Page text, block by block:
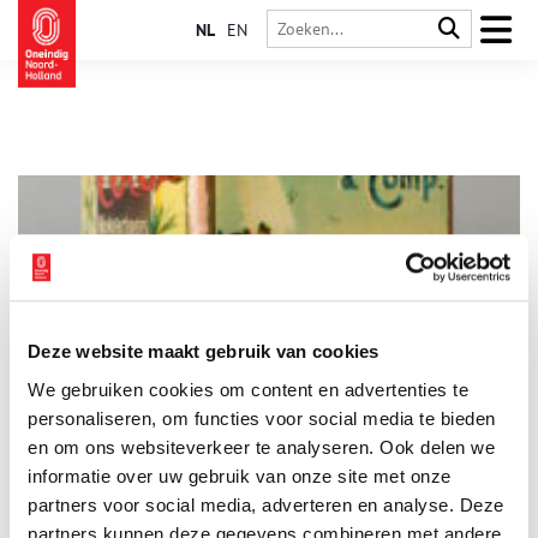
Deze website maakt gebruik van cookies
We gebruiken cookies om content en advertenties te
personaliseren, om functies voor social media te bieden
en om ons websiteverkeer te analyseren. Ook delen we
informatie over uw gebruik van onze site met onze
partners voor social media, adverteren en analyse. Deze
partners kunnen deze gegevens combineren met andere
NL EN
De Zaanstreek kent een rijke traditie van cacao- en
chocoladefabrieken. De eerste vracht cacaobonen arriveert in
1628 in de Amsterdamse haven, maar in die tijd is cacao nog
een luxe product. Eind achttiende eeuw begint chocolade in
prijs te dalen, zodat ook gewone mensen het kunnen betalen.
Hoewel er vòòr die tijd wel enkele molens zijn die cacaobonen
malen, komt de cacao-industrie in de Zaanstreek vooral in de